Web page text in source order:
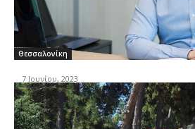
Θεσσαλονίκη
- 7 Ιουνίου, 2023